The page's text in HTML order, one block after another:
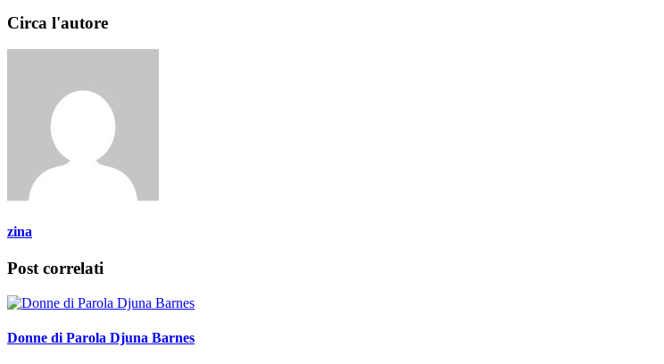
Circa l'autore
zina
Post correlati
Donne di Parola Djuna Barnes